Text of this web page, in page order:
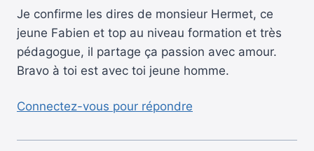
Je confirme les dires de monsieur Hermet, ce
jeune Fabien et top au niveau formation et très
pédagogue, il partage ça passion avec amour.
Bravo à toi est avec toi jeune homme.
Connectez-vous pour répondre